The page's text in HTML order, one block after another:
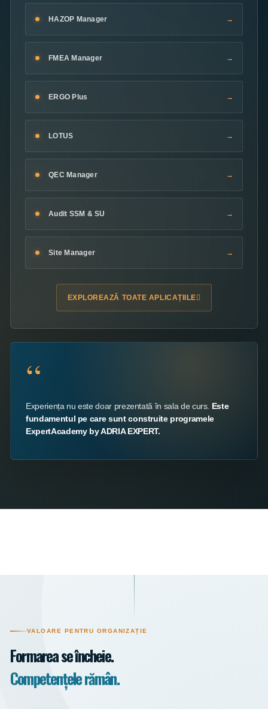
HAZOP Manager
FMEA Manager
ERGO Plus
LOTUS
QEC Manager
Audit SSM & SU
Site Manager
EXPLOREAZĂ TOATE APLICAȚIILE
“
Experiența nu este doar prezentată în sala de curs. Este
fundamentul pe care sunt construite programele
ExpertAcademy by ADRIA EXPERT.
VALOARE PENTRU ORGANIZAȚIE
Formarea se încheie.
Competențele rămân.